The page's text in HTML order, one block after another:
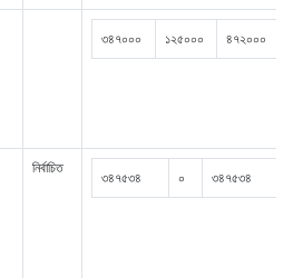
৩৪৭০০০ ১২৫০০০ ৪৭২০০০
নির্বাচিত
৩৪৭৫৩৪ ০ ৩৪৭৫৩৪